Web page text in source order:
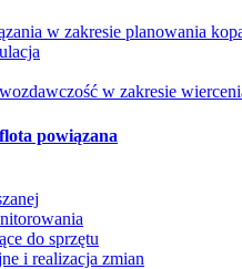
w zakresie planowania
w zakresie
powiązana
do sprzętu
i realizacja zmian